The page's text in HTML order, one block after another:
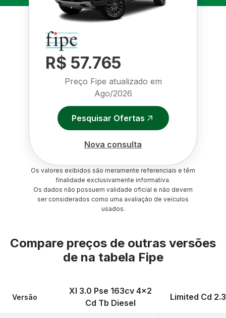
R$ 57.765
Preço Fipe atualizado em
Ago/2026
Pesquisar Ofertas
Nova consulta
Os valores exibidos são meramente referenciais e têm
finalidade exclusivamente informativa.
Os dados não possuem validade oficial e não devem
ser considerados como uma avaliação de veículos
usados.
Compare preços de outras versões
de na tabela Fipe
Versão
Xl 3.0 Pse 163cv 4x2
Cd Tb Diesel
Limited Cd 2.3